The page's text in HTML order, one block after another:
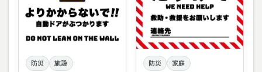
防災 施設 防災 家庭